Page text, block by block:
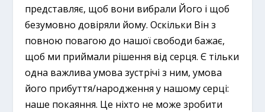
представляє, щоб вони вибрали Його і щоб
безумовно довіряли йому. Оскільки Він з
повною повагою до нашої свободи бажає,
щоб ми приймали рішення від серця. Є тільки
одна важлива умова зустрічі з ним, умова
його прибуття/народження у нашому серці:
наше покаяння. Це ніхто не може зробити